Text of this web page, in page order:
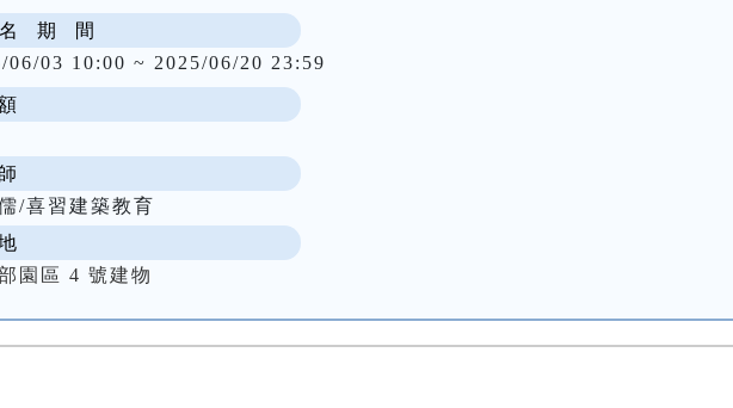
期 間
06/03 10:00 ~ 2025/06/20 23:59
/喜習建築教育
園區 4 號建物